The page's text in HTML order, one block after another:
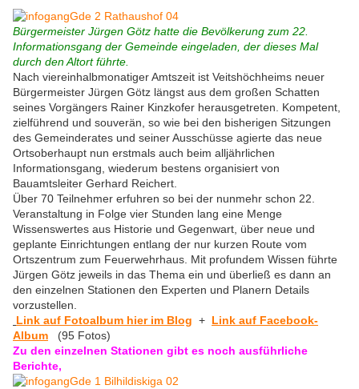
Bürgermeister Jürgen Götz hatte die Bevölkerung zum 22.
Informationsgang der Gemeinde eingeladen, der dieses Mal
durch den Altort führte.
Nach viereinhalbmonatiger Amtszeit ist Veitshöchheims neuer
Bürgermeister Jürgen Götz längst aus dem großen Schatten
seines Vorgängers Rainer Kinzkofer herausgetreten. Kompetent,
zielführend und souverän, so wie bei den bisherigen Sitzungen
des Gemeinderates und seiner Ausschüsse agierte das neue
Ortsoberhaupt nun erstmals auch beim alljährlichen
Informationsgang, wiederum bestens organisiert von
Bauamtsleiter Gerhard Reichert.
Über 70 Teilnehmer erfuhren so bei der nunmehr schon 22.
Veranstaltung in Folge vier Stunden lang eine Menge
Wissenswertes aus Historie und Gegenwart, über neue und
geplante Einrichtungen entlang der nur kurzen Route vom
Ortszentrum zum Feuerwehrhaus. Mit profundem Wissen führte
Jürgen Götz jeweils in das Thema ein und überließ es dann an
den einzelnen Stationen den Experten und Planern Details
vorzustellen.
Link auf Fotoalbum hier im Blog + Link auf Facebook-
Album (95 Fotos)
Zu den einzelnen Stationen gibt es noch ausführliche
Berichte,